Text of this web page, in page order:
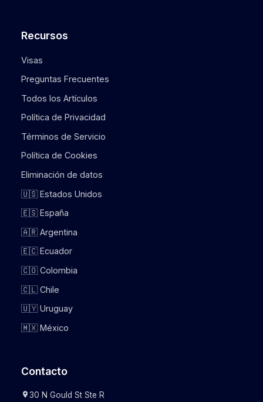
Recursos
Visas
Preguntas Frecuentes
Todos los Artículos
Política de Privacidad
Términos de Servicio
Política de Cookies
Eliminación de datos
🇺🇸 Estados Unidos
🇪🇸 España
🇦🇷 Argentina
🇪🇨 Ecuador
🇨🇴 Colombia
🇨🇱 Chile
🇺🇾 Uruguay
🇲🇽 México
Contacto
30 N Gould St Ste R